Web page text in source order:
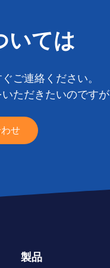
いては
ご連絡ください。
ただきたいのですが
せ
製品